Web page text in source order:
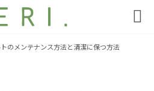

のメンテナンス方法と清潔に保つ方法